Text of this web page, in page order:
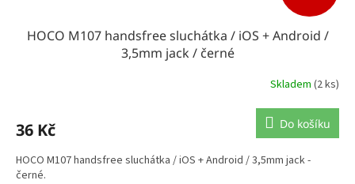
HOCO M107 handsfree sluchátka / iOS + Android /
3,5mm jack / černé
Skladem (2 ks)
36 Kč Do košíku
HOCO M107 handsfree sluchátka / iOS + Android / 3,5mm jack -
černé.